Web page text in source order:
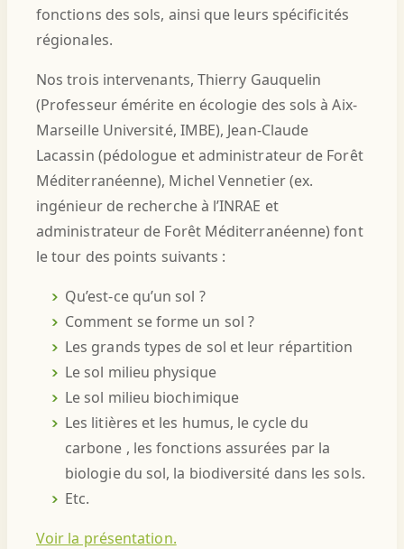
fonctions des sols, ainsi que leurs spécificités
régionales.
Nos trois intervenants, Thierry Gauquelin
(Professeur émérite en écologie des sols à Aix-
Marseille Université, IMBE), Jean-Claude
Lacassin (pédologue et administrateur de Forêt
Méditerranéenne), Michel Vennetier (ex.
ingénieur de recherche à l’INRAE et
administrateur de Forêt Méditerranéenne) font
le tour des points suivants :
Qu’est-ce qu’un sol ?
Comment se forme un sol ?
Les grands types de sol et leur répartition
Le sol milieu physique
Le sol milieu biochimique
Les litières et les humus, le cycle du
carbone , les fonctions assurées par la
biologie du sol, la biodiversité dans les sols.
Etc.
Voir la présentation.